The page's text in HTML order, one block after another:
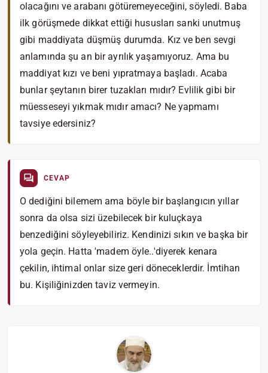
olacağını ve arabanı götüremeyeceğini, söyledi. Baba
ilk görüşmede dikkat ettiği hususları sanki unutmuş
gibi maddiyata düşmüş durumda. Kız ve ben sevgi
anlamında şu an bir ayrılık yaşamıyoruz. Ama bu
maddiyat kızı ve beni yıpratmaya başladı. Acaba
bunlar şeytanın birer tuzakları mıdır? Evlilik gibi bir
müesseseyi yıkmak mıdır amacı? Ne yapmamı
tavsiye edersiniz?
CEVAP
O dediğini bilemem ama böyle bir başlangıcın yıllar
sonra da olsa sizi üzebilecek bir kuluçkaya
benzediğini söyleyebiliriz. Kendinizi sıkın ve başka bir
yola geçin. Hatta 'madem öyle..'diyerek kenara
çekilin, ihtimal onlar size geri döneceklerdir. İmtihan
bu. Kişiliğinizden taviz vermeyin.